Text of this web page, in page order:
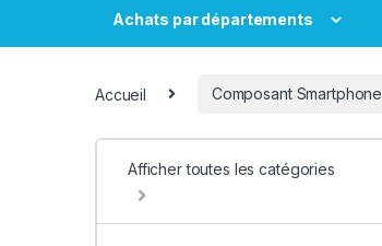
Achats par départements
Accueil Composant Smartphone
Afficher toutes les catégories